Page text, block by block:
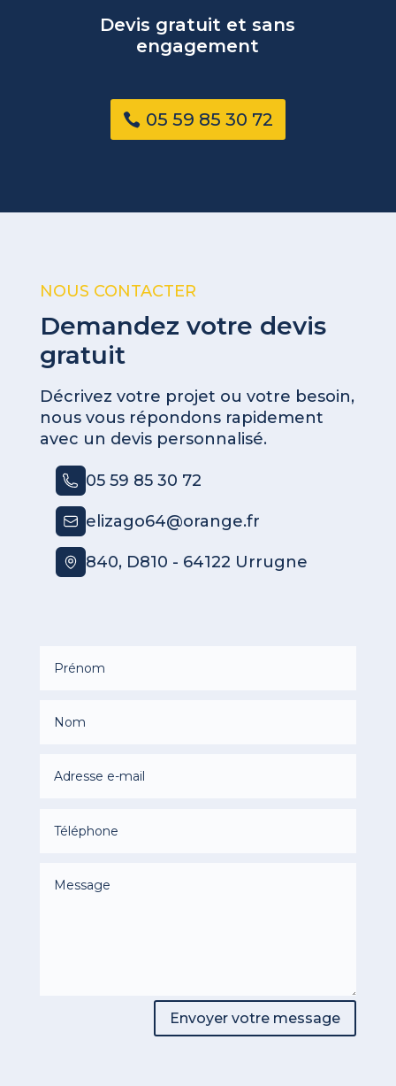
Devis gratuit et sans
engagement
05 59 85 30 72
NOUS CONTACTER
Demandez votre devis
gratuit
Décrivez votre projet ou votre besoin,
nous vous répondons rapidement
avec un devis personnalisé.
05 59 85 30 72
elizago64@orange.fr
840, D810 - 64122 Urrugne
Envoyer votre message